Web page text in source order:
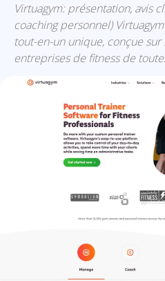
Virtuagym: présentation, avis
coaching personnel)
tout-en-un unique, conçue
entreprises de fitness de